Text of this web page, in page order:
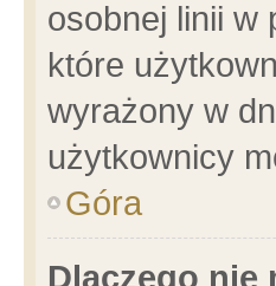
osobnej linii w
które
wyrażony w
użytkownicy
Góra
Dlaczego nie